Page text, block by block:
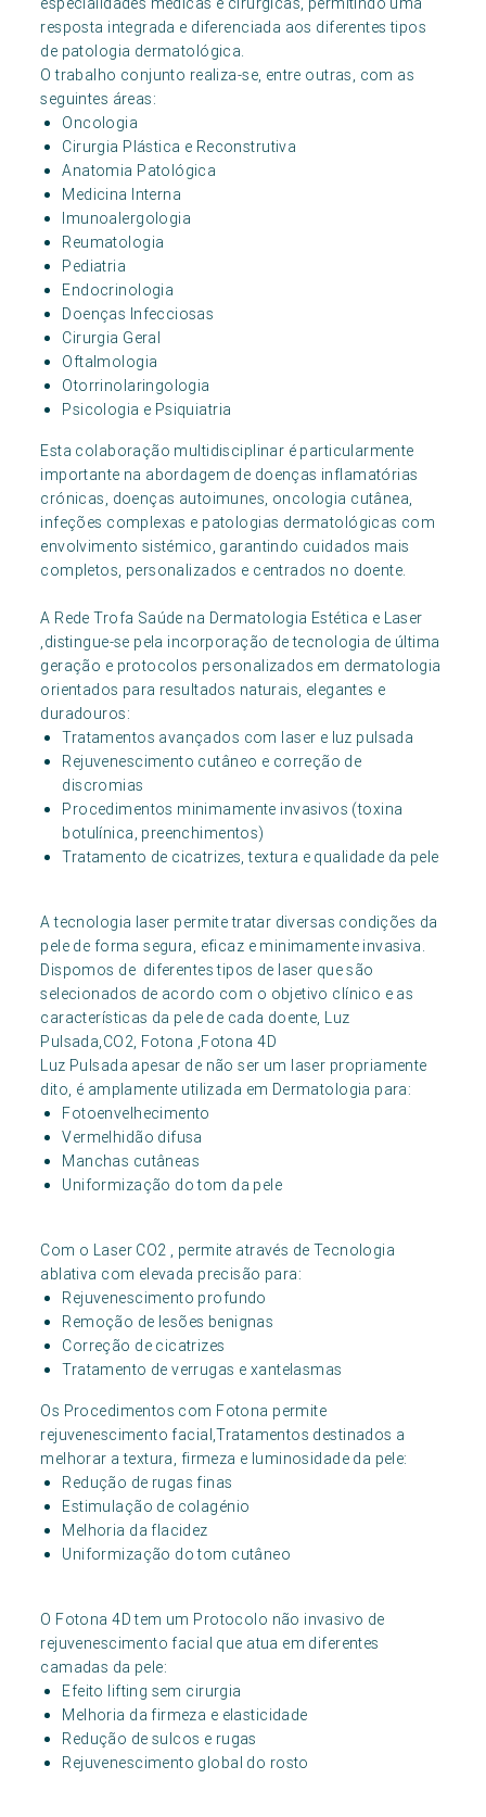
resposta integrada e diferenciada aos diferentes tipos
de patologia dermatológica.
O trabalho conjunto realiza-se, entre outras, com as
seguintes áreas:
Oncologia
Cirurgia Plástica e Reconstrutiva
Anatomia Patológica
Medicina Interna
Imunoalergologia
Reumatologia
Pediatria
Endocrinologia
Doenças Infecciosas
Cirurgia Geral
Oftalmologia
Otorrinolaringologia
Psicologia e Psiquiatria
Esta colaboração multidisciplinar é particularmente
importante na abordagem de doenças inflamatórias
crónicas, doenças autoimunes, oncologia cutânea,
infeções complexas e patologias dermatológicas com
envolvimento sistémico, garantindo cuidados mais
completos, personalizados e centrados no doente.
A Rede Trofa Saúde na Dermatologia Estética e Laser
,distingue-se pela incorporação de tecnologia de última
geração e protocolos personalizados em dermatologia
orientados para resultados naturais, elegantes e
duradouros:
Tratamentos avançados com laser e luz pulsada
Rejuvenescimento cutâneo e correção de
discromias
Procedimentos minimamente invasivos (toxina
botulínica, preenchimentos)
Tratamento de cicatrizes, textura e qualidade da pele
A tecnologia laser permite tratar diversas condições da
pele de forma segura, eficaz e minimamente invasiva.
Dispomos de diferentes tipos de laser que são
selecionados de acordo com o objetivo clínico e as
características da pele de cada doente, Luz
Pulsada,CO2, Fotona ,Fotona 4D
Luz Pulsada apesar de não ser um laser propriamente
dito, é amplamente utilizada em Dermatologia para:
Fotoenvelhecimento
Vermelhidão difusa
Manchas cutâneas
Uniformização do tom da pele
Com o Laser CO2 , permite através de Tecnologia
ablativa com elevada precisão para:
Rejuvenescimento profundo
Remoção de lesões benignas
Correção de cicatrizes
Tratamento de verrugas e xantelasmas
Os Procedimentos com Fotona permite
rejuvenescimento facial,Tratamentos destinados a
melhorar a textura, firmeza e luminosidade da pele:
Redução de rugas finas
Estimulação de colagénio
Melhoria da flacidez
Uniformização do tom cutâneo
O Fotona 4D tem um Protocolo não invasivo de
rejuvenescimento facial que atua em diferentes
camadas da pele:
Efeito lifting sem cirurgia
Melhoria da firmeza e elasticidade
Redução de sulcos e rugas
Rejuvenescimento global do rosto